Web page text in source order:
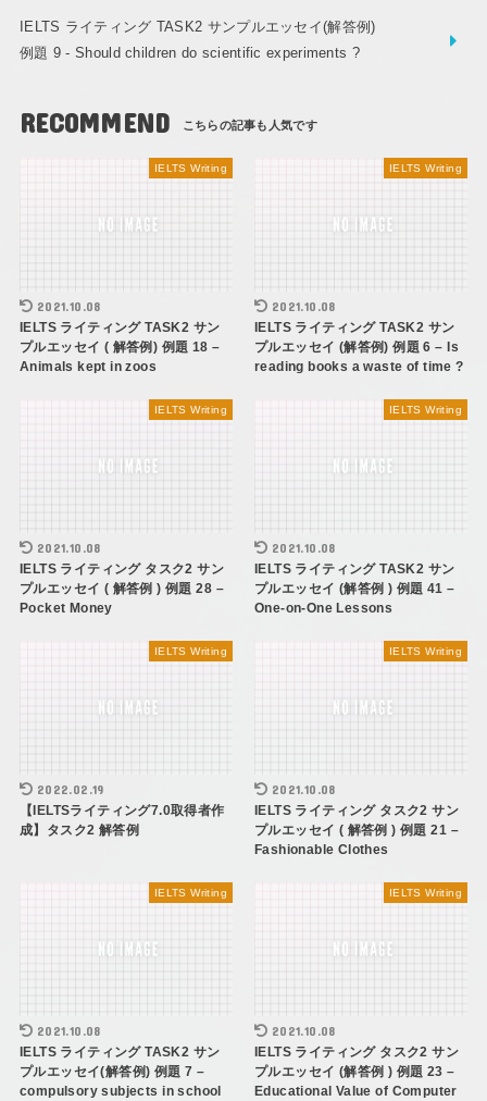
IELTS ライティング TASK2 サンプルエッセイ(解答例)
例題 9 - Should children do scientific experiments ?
RECOMMEND
IELTS Writing
2021.10.08
IELTS ライティング TASK2 サン
プルエッセイ ( 解答例) 例題 18 –
Animals kept in zoos
IELTS Writing
2021.10.08
IELTS ライティング TASK2 サン
プルエッセイ (解答例) 例題 6 – Is
reading books a waste of time ?
IELTS Writing
2021.10.08
IELTS ライティング タスク2 サン
プルエッセイ ( 解答例 ) 例題 28 –
Pocket Money
IELTS Writing
2021.10.08
IELTS ライティング TASK2 サン
プルエッセイ (解答例 ) 例題 41 –
One-on-One Lessons
IELTS Writing
2022.02.19
【IELTSライティング7.0取得者作
成】タスク2 解答例
IELTS Writing
2021.10.08
IELTS ライティング タスク2 サン
プルエッセイ ( 解答例 ) 例題 21 –
Fashionable Clothes
IELTS Writing
2021.10.08
IELTS ライティング TASK2 サン
プルエッセイ(解答例) 例題 7 –
compulsory subjects in school
IELTS Writing
2021.10.08
IELTS ライティング タスク2 サン
プルエッセイ (解答例 ) 例題 23 –
Educational Value of Computer